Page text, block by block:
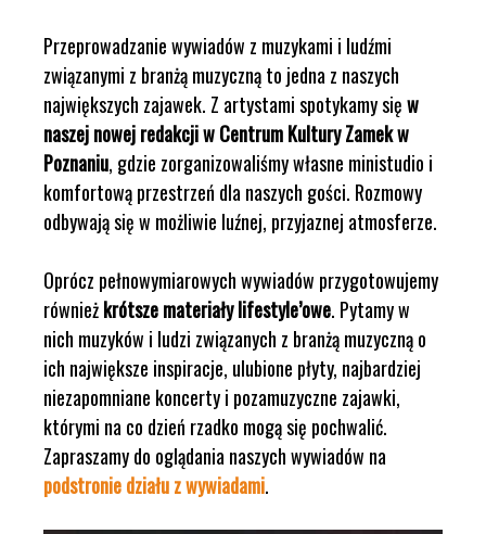
Przeprowadzanie wywiadów z muzykami i ludźmi
związanymi z branżą muzyczną to jedna z naszych
największych zajawek. Z artystami spotykamy sięw
naszej nowej redakcji w Centrum Kultury Zamek w
Poznaniu, gdzie zorganizowaliśmy własne ministudio i
komfortową przestrzeń dla naszych gości. Rozmowy
odbywają się w możliwie luźnej, przyjaznej atmosferze.
Oprócz pełnowymiarowych wywiadów przygotowujemy
równieżkrótsze materiały lifestyle’owe. Pytamy w
nich muzyków i ludzi związanych z branżą muzyczną o
ich największe inspiracje, ulubione płyty, najbardziej
niezapomniane koncerty i pozamuzyczne zajawki,
którymi na co dzień rzadko mogą się pochwalić.
Zapraszamy do oglądania naszych wywiadów na
podstronie działu z wywiadami.